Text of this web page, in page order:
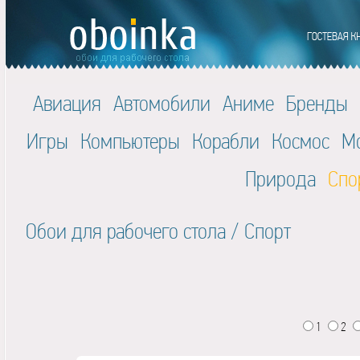
Авиация Автомобили Аниме Бренды
Игры Компьютеры Корабли Космос
Природа
Обои для рабочего стола / Спорт
1 2